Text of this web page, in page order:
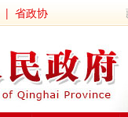
| 省政协